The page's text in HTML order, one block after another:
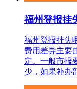
福州登报挂
福州登报挂失
费用差异主要
定。一般市报
少，如果补办